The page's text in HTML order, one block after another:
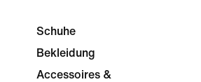
Schuhe
Bekleidung
Accessoires &